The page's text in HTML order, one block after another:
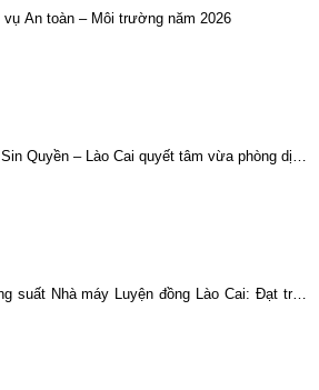
An toàn – Môi trường năm 2026
Quyền – Lào Cai quyết tâm vừa phòng dịch
xuất
suất Nhà máy Luyện đồng Lào Cai: Đạt trên